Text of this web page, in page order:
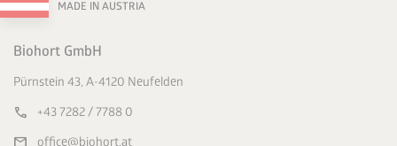
MADE IN AUSTRIA
Biohort GmbH
Pürnstein 43, A-4120 Neufelden
call +43 7282 / 7788 0
office@biohort.at